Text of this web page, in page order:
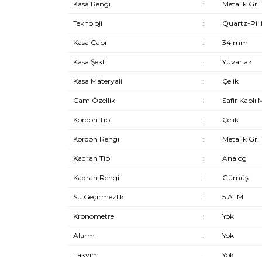
Kasa Rengi : Metalik Gri
Teknoloji : Quartz-Pilli
Kasa Çapı : 34 mm
Kasa Şekli : Yuvarlak
Kasa Materyali : Çelik
Cam Özellik : Safir Kaplı
Kordon Tipi : Çelik
Kordon Rengi : Metalik Gri
Kadran Tipi : Analog
Kadran Rengi : Gümüş
Su Geçirmezlik : 5 ATM
Kronometre : Yok
Alarm : Yok
Takvim : Yok